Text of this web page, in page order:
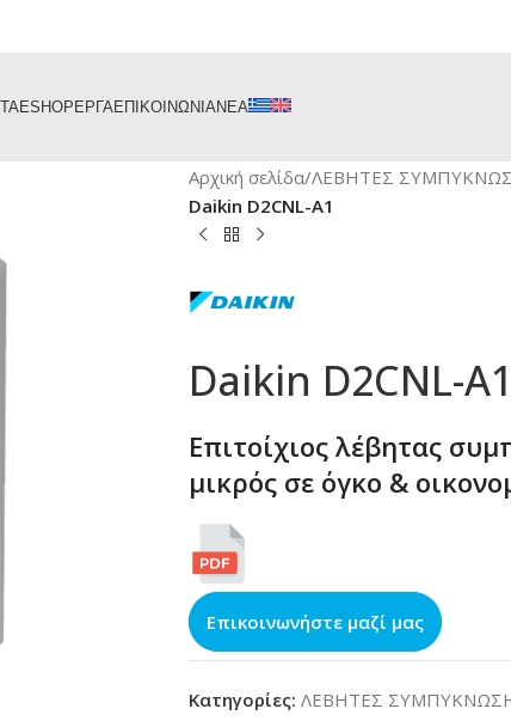
ESHOP ΕΡΓΑΕΠΙΚΟΙΝΩΝΙΑΝΕΑ
Αρχική σελίδα/ΛΕΒΗΤΕΣ
Daikin D2CNL-A1
Daikin D2CNL-A1
Επιτοίχιος λέβητας
μικρός σε όγκο &
Επικοινωνήστε μαζί μας
Κατηγορίες: ΛΕΒΗΤΕΣ